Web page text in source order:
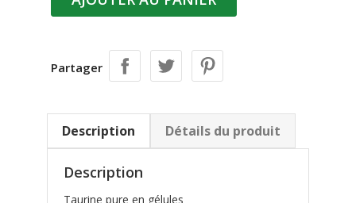
Partager
Description Détails du produit
Description
Taurine pure en gélules